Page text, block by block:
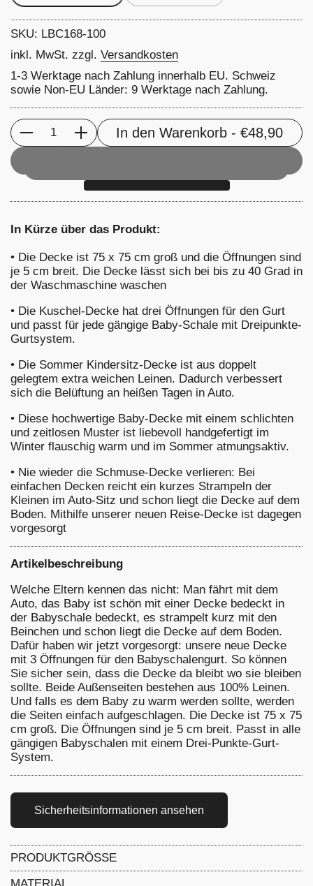
SKU: LBC168-100
inkl. MwSt. zzgl. Versandkosten
1-3 Werktage nach Zahlung innerhalb EU. Schweiz
sowie Non-EU Länder: 9 Werktage nach Zahlung.
Anzahl In den Warenkorb - €48,90
In Kürze über das Produkt:
• Die Decke ist 75 x 75 cm groß und die Öffnungen sind
je 5 cm breit. Die Decke lässt sich bei bis zu 40 Grad in
der Waschmaschine waschen
• Die Kuschel-Decke hat drei Öffnungen für den Gurt
und passt für jede gängige Baby-Schale mit Dreipunkte-
Gurtsystem.
• Die Sommer Kindersitz-Decke ist aus doppelt
gelegtem extra weichen Leinen. Dadurch verbessert
sich die Belüftung an heißen Tagen in Auto.
• Diese hochwertige Baby-Decke mit einem schlichten
und zeitlosen Muster ist liebevoll handgefertigt im
Winter flauschig warm und im Sommer atmungsaktiv.
• Nie wieder die Schmuse-Decke verlieren: Bei
einfachen Decken reicht ein kurzes Strampeln der
Kleinen im Auto-Sitz und schon liegt die Decke auf dem
Boden. Mithilfe unserer neuen Reise-Decke ist dagegen
vorgesorgt
Artikelbeschreibung
Welche Eltern kennen das nicht: Man fährt mit dem
Auto, das Baby ist schön mit einer Decke bedeckt in
der Babyschale bedeckt, es strampelt kurz mit den
Beinchen und schon liegt die Decke auf dem Boden.
Dafür haben wir jetzt vorgesorgt: unsere neue Decke
mit 3 Öffnungen für den Babyschalengurt. So können
Sie sicher sein, dass die Decke da bleibt wo sie bleiben
sollte. Beide Außenseiten bestehen aus 100% Leinen.
Und falls es dem Baby zu warm werden sollte, werden
die Seiten einfach aufgeschlagen. Die Decke ist 75 x 75
cm groß. Die Öffnungen sind je 5 cm breit. Passt in alle
gängigen Babyschalen mit einem Drei-Punkte-Gurt-
System.
Sicherheitsinformationen ansehen
PRODUKTGRÖSSE
Breite 75 cm x Länge 75 cm
MATERIAL